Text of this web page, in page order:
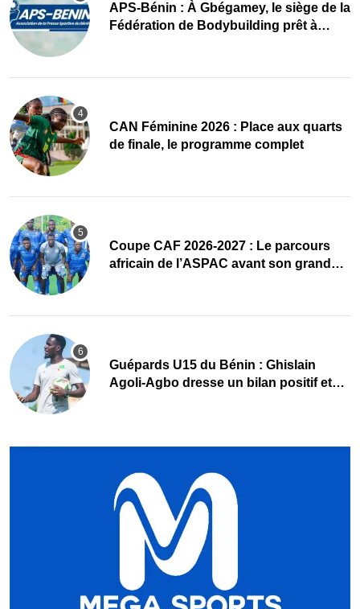
APS-Bénin : À Gbégamey, le siège de la
Fédération de Bodybuilding prêt à
CAN Féminine 2026 : Place aux quarts
de finale, le programme complet
Coupe CAF 2026-2027 : Le parcours
africain de l’ASPAC avant son grand
Guépards U15 du Bénin : Ghislain
Agoli-Agbo dresse un bilan positif et